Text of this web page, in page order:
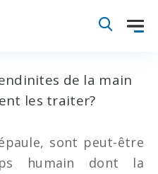
de la main
les traiter?
sont peut-être
humain dont la